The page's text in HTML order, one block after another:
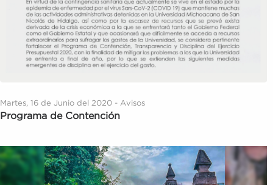
Martes, 16 de Junio del 2020 - Avisos
Programa de Contención